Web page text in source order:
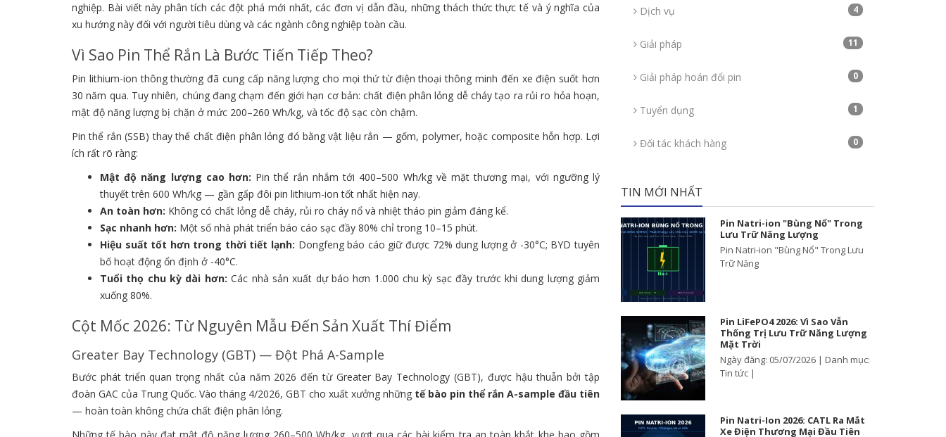
nghiệp. Bài viết này phân tích các đột phá mới nhất, các đơn vị dẫn đầu, những thách thức thực tế và ý nghĩa của
xu hướng này đối với người tiêu dùng và các ngành công nghiệp toàn cầu.
Vì Sao Pin Thể Rắn Là Bước Tiến Tiếp Theo?
Pin lithium-ion thông thường đã cung cấp năng lượng cho mọi thứ từ điện thoại thông minh đến xe điện suốt hơn
30 năm qua. Tuy nhiên, chúng đang chạm đến giới hạn cơ bản: chất điện phân lỏng dễ cháy tạo ra rủi ro hỏa hoạn,
mật độ năng lượng bị chặn ở mức 200–260 Wh/kg, và tốc độ sạc còn chậm.
Pin thể rắn (SSB) thay thế chất điện phân lỏng đó bằng vật liệu rắn — gốm, polymer, hoặc composite hỗn hợp. Lợi
ích rất rõ ràng:
Mật độ năng lượng cao hơn: Pin thể rắn nhắm tới 400–500 Wh/kg về mặt thương mại, với ngưỡng lý
thuyết trên 600 Wh/kg — gần gấp đôi pin lithium-ion tốt nhất hiện nay.
An toàn hơn: Không có chất lỏng dễ cháy, rủi ro cháy nổ và nhiệt tháo pin giảm đáng kể.
Sạc nhanh hơn: Một số nhà phát triển báo cáo sạc đầy 80% chỉ trong 10–15 phút.
Hiệu suất tốt hơn trong thời tiết lạnh: Dongfeng báo cáo giữ được 72% dung lượng ở -30°C; BYD tuyên
bố hoạt động ổn định ở -40°C.
Tuổi thọ chu kỳ dài hơn: Các nhà sản xuất dự báo hơn 1.000 chu kỳ sạc đầy trước khi dung lượng giảm
xuống 80%.
Cột Mốc 2026: Từ Nguyên Mẫu Đến Sản Xuất Thí Điểm
Greater Bay Technology (GBT) — Đột Phá A-Sample
Bước phát triển quan trọng nhất của năm 2026 đến từ Greater Bay Technology (GBT), được hậu thuẫn bởi tập
đoàn GAC của Trung Quốc. Vào tháng 4/2026, GBT cho xuất xưởng những tế bào pin thể rắn A-sample đầu tiên
— hoàn toàn không chứa chất điện phân lỏng.
Dịch vụ 4
Giải pháp 11
Giải pháp hoán đổi pin 0
Tuyển dụng 1
Đối tác khách hàng 0
TIN MỚI NHẤT
Pin Natri-ion "Bùng Nổ" Trong
Lưu Trữ Năng Lượng
Pin Natri-ion "Bùng Nổ" Trong Lưu
Trữ Năng
Pin LiFePO4 2026: Vì Sao Vẫn
Thống Trị Lưu Trữ Năng Lượng
Mặt Trời
Ngày đăng: 05/07/2026 | Danh mục:
Tin tức |
Pin Natri-Ion 2026: CATL Ra Mắt
Xe Điện Thương Mại Đầu Tiên